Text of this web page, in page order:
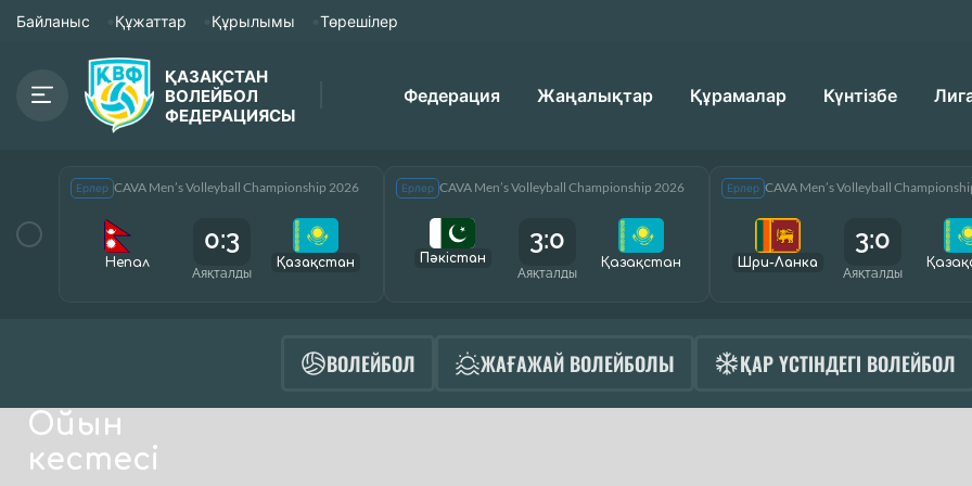
Байланыс Құжаттар Құрылымы Төрешілер
ҚАЗАҚСТАН
ВОЛЕЙБОЛ
ФЕДЕРАЦИЯСЫ
Федерация Жаңалықтар Құрамалар Күнтізбе
Ерлер CAVA Men’s Volleyball Championship 2026
Непал
0:3
Аяқталды
Қазақcтан
Ерлер CAVA Men’s Volleyball Championship 2026
Пәкістан
3:0
Аяқталды
Қазақcтан
Ерлер CAVA Men’s Volleyball
Шри-Ланка
3:0
Аяқталды
ВОЛЕЙБОЛ ЖАҒАЖАЙ ВОЛЕЙБОЛЫ ҚАР ҮСТІНДЕГІ ВОЛЕЙБОЛ
Ойын
кестесі